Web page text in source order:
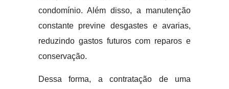
condomínio. Além disso, a manutenção
constante previne desgastes e avarias,
reduzindo gastos futuros com reparos e
conservação.
Dessa forma, a contratação de uma